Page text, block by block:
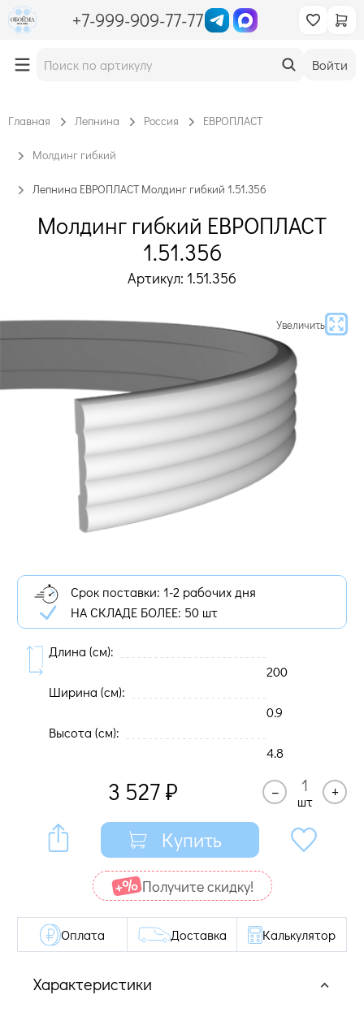
+7-999-909-77-77
Войти
Главная Лепнина Россия ЕВРОПЛАСТ
Молдинг гибкий
Лепнина ЕВРОПЛАСТ Молдинг гибкий 1.51.356
Молдинг гибкий ЕВРОПЛАСТ
1.51.356
Артикул: 1.51.356
Увеличить
Срок поставки: 1-2 рабочих дня
НА СКЛАДЕ БОЛЕЕ: 50 шт
Длина (cм):
200
Ширина (cм):
0.9
Высота (cм):
4.8
3 527₽ –
шт
+
Купить
Получите cкидку!
Характеристики
Оплата Доставка Калькулятор